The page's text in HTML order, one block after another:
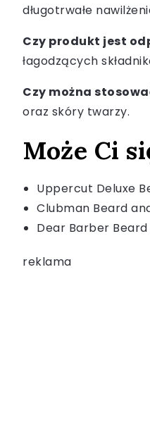
długotrwałe
Czy produkt jest
łagodzących
Czy można
oraz skóry twarzy.
Może Ci
Uppercut Deluxe
Clubman Beard
Dear Barber
reklama